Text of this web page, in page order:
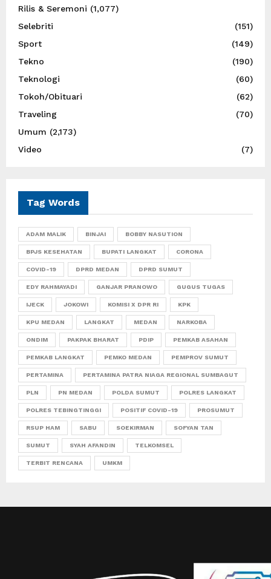
Rilis & Seremoni (1,077)
Selebriti
(151)
Sport
(149)
Tekno
(190)
Teknologi
(60)
Tokoh/Obituari
(62)
Traveling
(70)
Umum (2,173)
Video
(7)
Tag Words
ADAM MALIK BINJAI BOBBY NASUTION
BPJS KESEHATAN BUPATI LANGKAT CORONA
COVID-19 DPRD MEDAN DPRD SUMUT
EDY RAHMAYADI GANJAR PRANOWO GUGUS TUGAS
IJECK JOKOWI KOMISI X DPR RI KPK
KPU MEDAN LANGKAT MEDAN NARKOBA
ONDIM PAKPAK BHARAT PDIP PEMKAB ASAHAN
PEMKAB LANGKAT PEMKO MEDAN PEMPROV SUMUT
PERTAMINA PERTAMINA PATRA NIAGA REGIONAL SUMBAGUT
PLN PN MEDAN POLDA SUMUT POLRES LANGKAT
POLRES TEBINGTINGGI POSITIF COVID-19 PROSUMUT
RSUP HAM SABU SOEKIRMAN SOFYAN TAN
SUMUT SYAH AFANDIN TELKOMSEL
TERBIT RENCANA UMKM